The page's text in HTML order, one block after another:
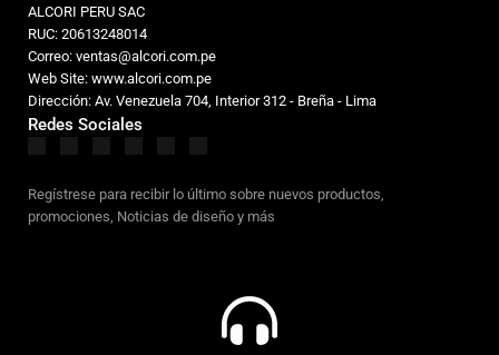
ALCORI PERU SAC
RUC: 20613248014
Correo: ventas@alcori.com.pe
Web Site: www.alcori.com.pe
Dirección: Av. Venezuela 704, Interior 312 - Breña - Lima
Redes Sociales
Regístrese para recibir lo último sobre nuevos productos,
promociones, Noticias de diseño y más